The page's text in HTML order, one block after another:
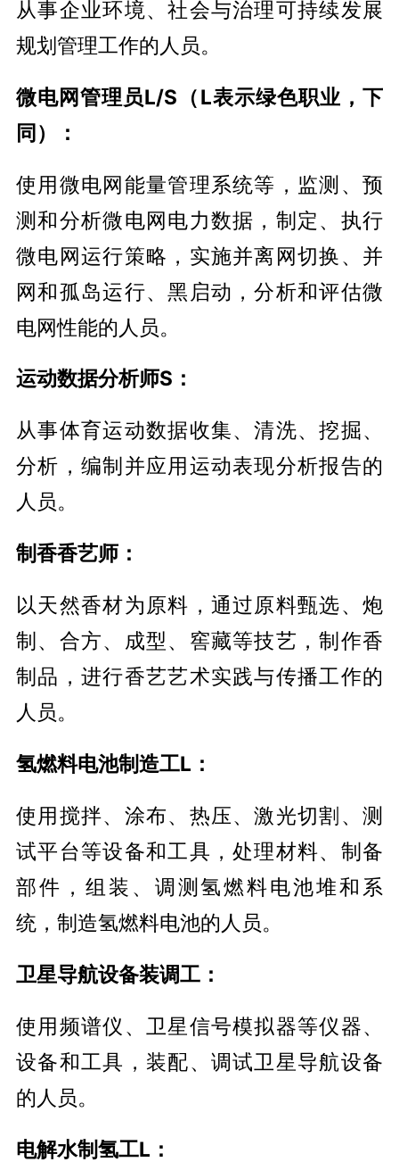
从事企业环境、社会与治理可持续发展
规划管理工作的人员。
微电网管理员L/S（L表示绿色职业，下
同）：
使用微电网能量管理系统等，监测、预
测和分析微电网电力数据，制定、执行
微电网运行策略，实施并离网切换、并
网和孤岛运行、黑启动，分析和评估微
电网性能的人员。
运动数据分析师S：
从事体育运动数据收集、清洗、挖掘、
分析，编制并应用运动表现分析报告的
人员。
制香香艺师：
以天然香材为原料，通过原料甄选、炮
制、合方、成型、窖藏等技艺，制作香
制品，进行香艺艺术实践与传播工作的
人员。
氢燃料电池制造工L：
使用搅拌、涂布、热压、激光切割、测
试平台等设备和工具，处理材料、制备
部件，组装、调测氢燃料电池堆和系
统，制造氢燃料电池的人员。
卫星导航设备装调工：
使用频谱仪、卫星信号模拟器等仪器、
设备和工具，装配、调试卫星导航设备
的人员。
电解水制氢工L：